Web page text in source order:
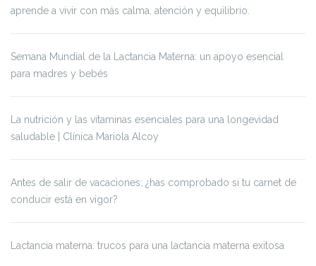
aprende a vivir con más calma, atención y equilibrio.
Semana Mundial de la Lactancia Materna: un apoyo esencial
para madres y bebés
La nutrición y las vitaminas esenciales para una longevidad
saludable | Clínica Mariola Alcoy
Antes de salir de vacaciones: ¿has comprobado si tu carnet de
conducir está en vigor?
Lactancia materna: trucos para una lactancia materna exitosa